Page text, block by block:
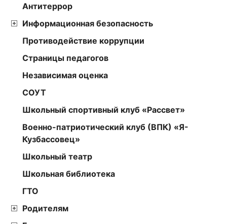
Антитеррор
Информационная безопасность
Противодействие коррупции
Страницы педагогов
Независимая оценка
СОУТ
Школьный спортивный клуб «Рассвет»
Военно-патриотический клуб (ВПК) «Я-
Кузбассовец»
Школьный театр
Школьная библиотека
ГТО
Родителям